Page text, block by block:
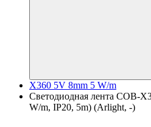
X360 5V 8mm 5 W/m
Светодиодная лента COB-
W/m, IP20, 5m) (Arlight, -)